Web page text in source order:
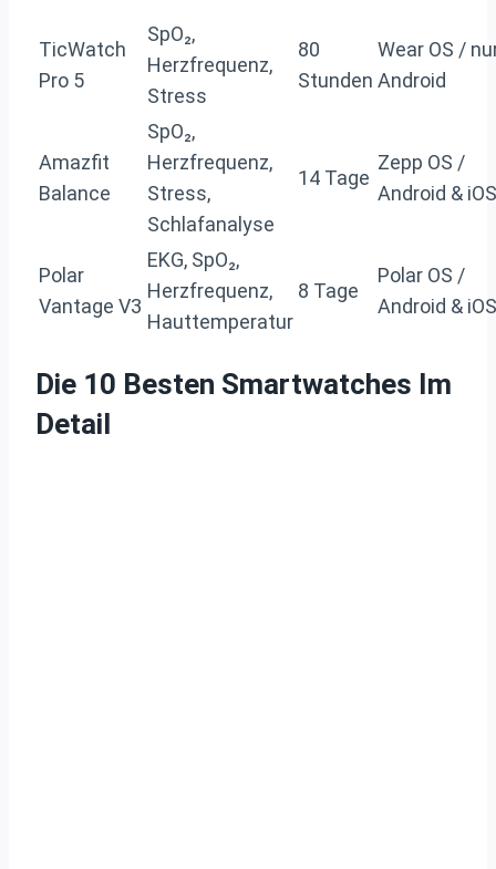
TicWatch
Pro 5
SpO₂,
Herzfrequenz,
Stress
80
Stunden
Wear OS /
Android
Amazfit
Balance
SpO₂,
Herzfrequenz,
Stress,
Schlafanalyse
14 Tage
Zepp OS /
Android & iOS
Polar
Vantage V3
EKG, SpO₂,
Herzfrequenz,
Hauttemperatur
8 Tage
Polar OS /
Android & iOS
Die 10 Besten Smartwatches Im
Detail